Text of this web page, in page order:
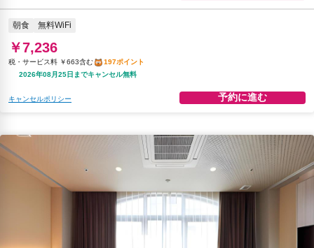
朝食 無料WiFi
￥7,236
税・サービス料 ￥663含む
197ポイント
2026年08月25日までキャンセル無料
キャンセルポリシー 予約に進む